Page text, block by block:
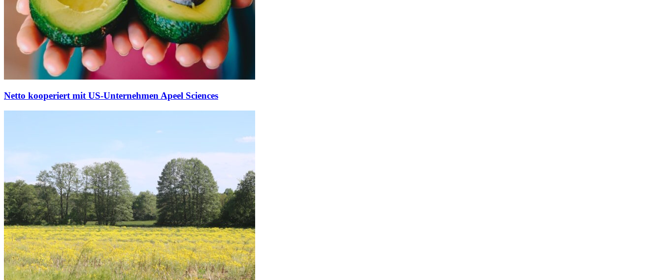
Netto kooperiert mit US-Unternehmen Apeel Sciences